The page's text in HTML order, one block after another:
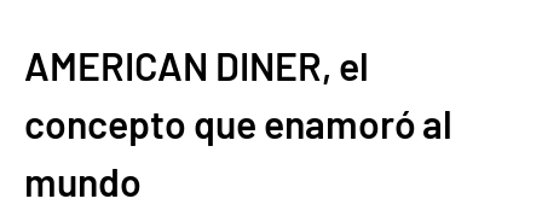
AMERICAN DINER, el
concepto que enamoró al
mundo